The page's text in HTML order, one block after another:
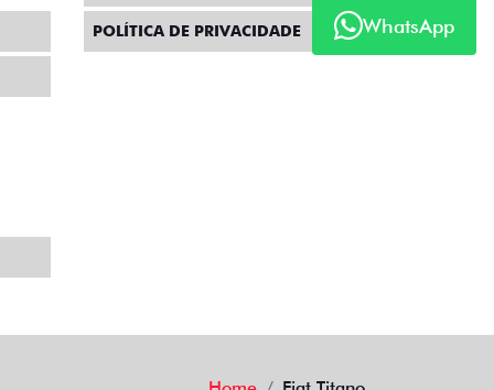
WhatsApp
POLÍTICA DE PRIVACIDADE